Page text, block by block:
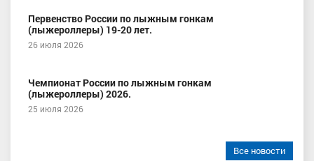
Первенство России по лыжным гонкам
(лыжероллеры) 19-20 лет.
26 июля 2026
Чемпионат России по лыжным гонкам
(лыжероллеры) 2026.
25 июля 2026
Все новости